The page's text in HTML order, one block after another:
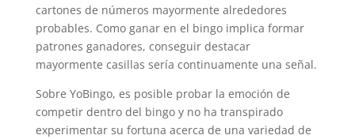
cartones de números mayormente alrededores
probables. Como ganar en el bingo implica formar
patrones ganadores, conseguir destacar
mayormente casillas serí­a continuamente una señal.
Sobre YoBingo, es posible probar la emoción de
competir dentro del bingo y no ha transpirado
experimentar su fortuna acerca de una variedad de